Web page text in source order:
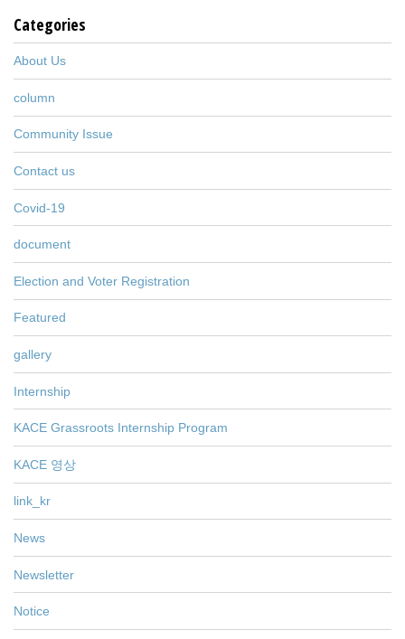
Categories
About Us
column
Community Issue
Contact us
Covid-19
document
Election and Voter Registration
Featured
gallery
Internship
KACE Grassroots Internship Program
KACE 영상
link_kr
News
Newsletter
Notice